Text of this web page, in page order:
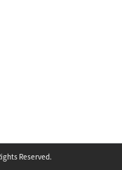
Reserved.